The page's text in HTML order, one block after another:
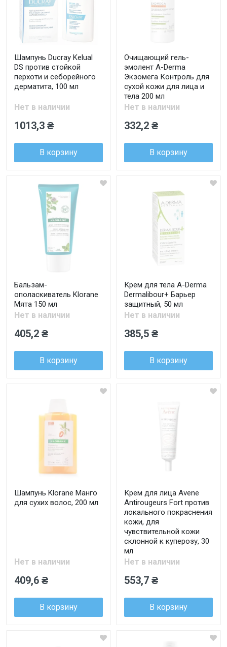
Шампунь Ducray Kelual
DS против стойкой
перхоти и себорейного
дерматита, 100 мл
Нет в наличии
1013,3 ₴
В корзину
Очищающий гель-
эмолент A-Derma
Экзомега Контроль для
сухой кожи для лица и
тела 200 мл
Нет в наличии
332,2 ₴
В корзину
Бальзам-
ополаскиватель Klorane
Мята 150 мл
Нет в наличии
405,2 ₴
В корзину
Крем для тела A-Derma
Dermalibour+ Барьер
защитный, 50 мл
Нет в наличии
385,5 ₴
В корзину
Шампунь Klorane Манго
для сухих волос, 200 мл
Нет в наличии
409,6 ₴
В корзину
Крем для лица Avene
Antirougeurs Fort против
локального покраснения
кожи, для
чувствительной кожи
склонной к куперозу, 30
мл
Нет в наличии
553,7 ₴
В корзину